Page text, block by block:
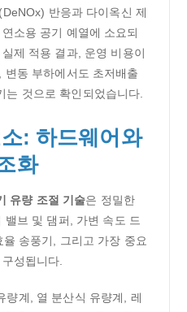
반응과 다이옥신 제
소용 공기 예열에 소요되
제 적용 결과, 운영 비용이
변동 부하에서도 초저배출
는 것으로 확인되었습니다.
: 하드웨어와
화
유량 조절 기술은 정밀한
밸브 및 댐퍼, 가변 속도 드
송풍기, 그리고 가장 중요
성됩니다.
량계, 열 분산식 유량계, 레